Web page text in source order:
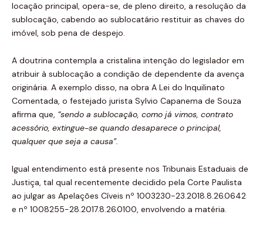
locação principal, opera-se, de pleno direito, a resolução da
sublocação, cabendo ao sublocatário restituir as chaves do
imóvel, sob pena de despejo.
A doutrina contempla a cristalina intenção do legislador em
atribuir à sublocação a condição de dependente da avença
originária. A exemplo disso, na obra A Lei do Inquilinato
Comentada, o festejado jurista Sylvio Capanema de Souza
afirma que, “sendo a sublocação, como já vimos, contrato
acessório, extingue-se quando desaparece o principal,
qualquer que seja a causa”.
Igual entendimento está presente nos Tribunais Estaduais de
Justiça, tal qual recentemente decidido pela Corte Paulista
ao julgar as Apelações Cíveis nº 1003230-23.2018.8.26.0642
e nº 1008255-28.2017.8.26.0100, envolvendo a matéria.